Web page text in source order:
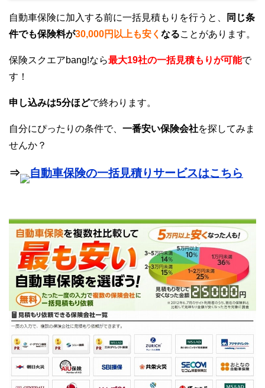
自動車保険に加入する前に一括見積もりを行うと、
同じ条
件でも保険料が30,000円以上も安く なることがあります。
保険スクエアbang!なら最大19社の一括見積もりが可能で
す！
申し込みは5分ほどで終わります。
自分にぴったりの条件で、 一番安い保険会社を探してみま
せんか？
⇒ 自動車保険の一括見積りサービスはこちら